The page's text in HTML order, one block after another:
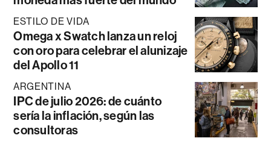
ESTILO DE VIDA
Omega x Swatch lanza un reloj
con oro para celebrar el alunizaje
del Apollo 11
ARGENTINA
IPC de julio 2026: de cuánto
sería la inflación, según las
consultoras